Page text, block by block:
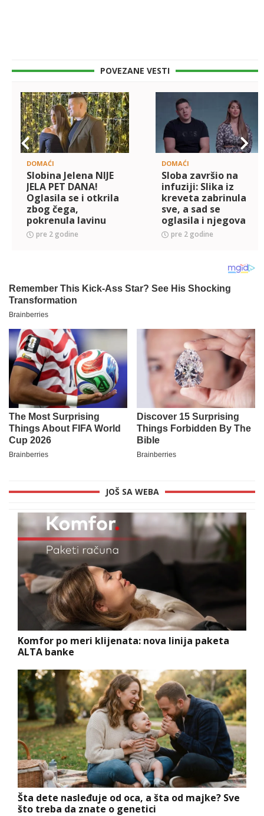
POVEZANE VESTI
DOMAĆI
Slobina Jelena NIJE
JELA PET DANA!
Oglasila se i otkrila
zbog čega,
pokrenula lavinu
poruka (FOTO)
pre 2 godine
DOMAĆI
Sloba završio na
infuziji: Slika iz
kreveta zabrinula
sve, a sad se
oglasila i njegova
Jelena i otkrila šta
se dešava (FOTO)
pre 2 godine
JOŠ SA WEBA
Komfor po meri klijenata: nova linija paketa
ALTA banke
Šta dete nasleđuje od oca, a šta od majke? Sve
što treba da znate o genetici